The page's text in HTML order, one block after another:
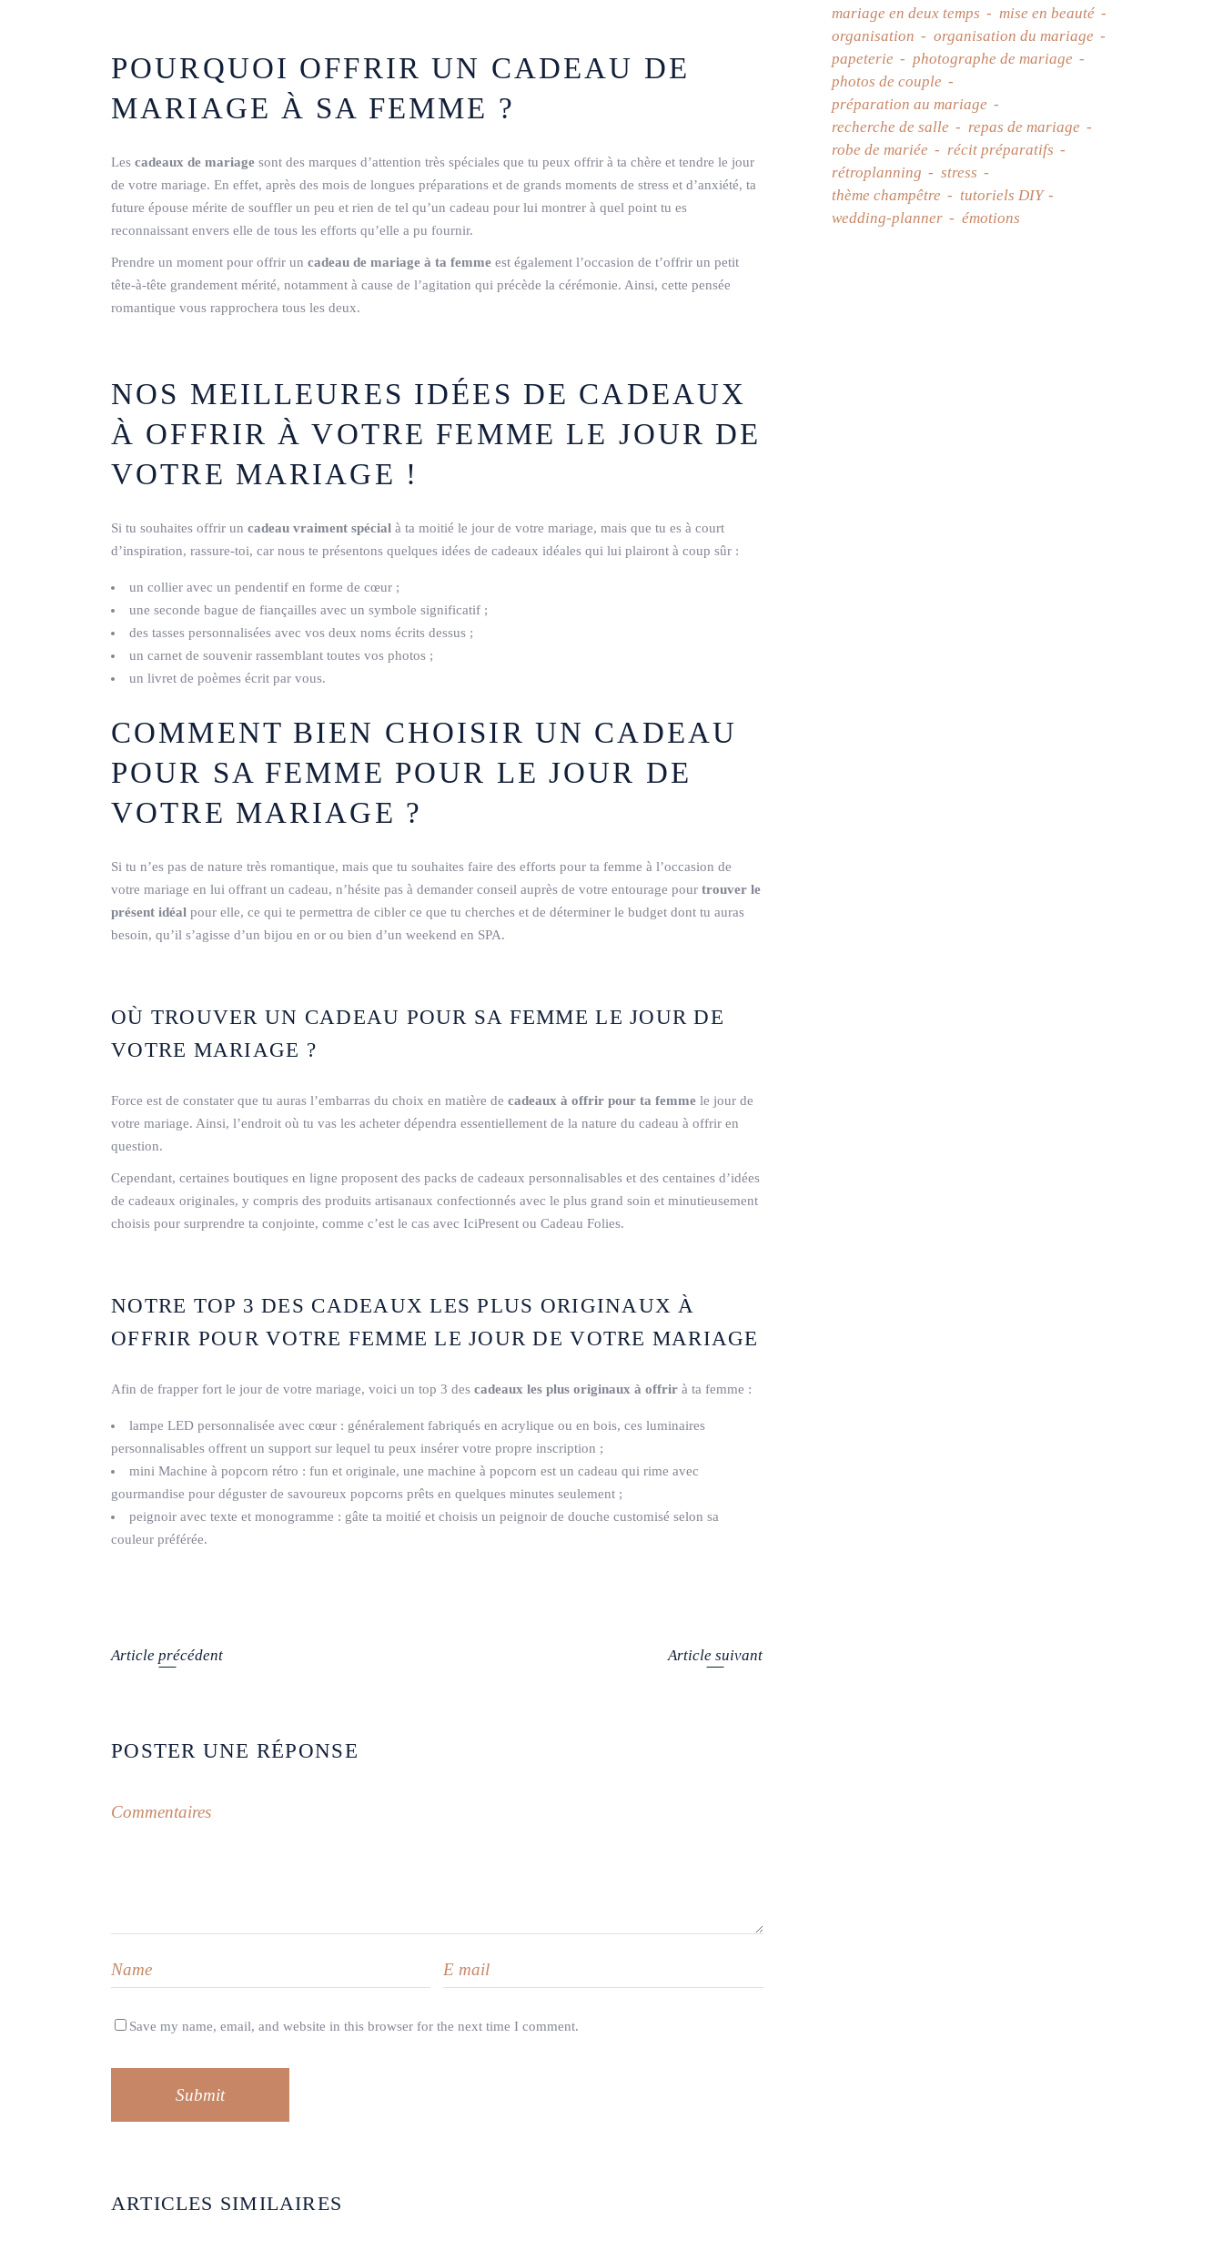
POURQUOI OFFRIR UN CADEAU DE
MARIAGE À SA FEMME ?
Les cadeaux de mariage sont des marques d’attention très spéciales que tu peux offrir à ta chère et tendre le jour
de votre mariage. En effet, après des mois de longues préparations et de grands moments de stress et d’anxiété, ta
future épouse mérite de souffler un peu et rien de tel qu’un cadeau pour lui montrer à quel point tu es
reconnaissant envers elle de tous les efforts qu’elle a pu fournir.
Prendre un moment pour offrir un cadeau de mariage à ta femme est également l’occasion de t’offrir un petit
tête-à-tête grandement mérité, notamment à cause de l’agitation qui précède la cérémonie. Ainsi, cette pensée
romantique vous rapprochera tous les deux.
NOS MEILLEURES IDÉES DE CADEAUX
À OFFRIR À VOTRE FEMME LE JOUR DE
VOTRE MARIAGE !
Si tu souhaites offrir un cadeau vraiment spécial à ta moitié le jour de votre mariage, mais que tu es à court
d’inspiration, rassure-toi, car nous te présentons quelques idées de cadeaux idéales qui lui plairont à coup sûr :
un collier avec un pendentif en forme de cœur ;
une seconde bague de fiançailles avec un symbole significatif ;
des tasses personnalisées avec vos deux noms écrits dessus ;
un carnet de souvenir rassemblant toutes vos photos ;
un livret de poèmes écrit par vous.
COMMENT BIEN CHOISIR UN CADEAU
POUR SA FEMME POUR LE JOUR DE
VOTRE MARIAGE ?
Si tu n’es pas de nature très romantique, mais que tu souhaites faire des efforts pour ta femme à l’occasion de
votre mariage en lui offrant un cadeau, n’hésite pas à demander conseil auprès de votre entourage pour trouver le
présent idéal pour elle, ce qui te permettra de cibler ce que tu cherches et de déterminer le budget dont tu auras
besoin, qu’il s’agisse d’un bijou en or ou bien d’un weekend en SPA.
OÙ TROUVER UN CADEAU POUR SA FEMME LE JOUR DE
VOTRE MARIAGE ?
Force est de constater que tu auras l’embarras du choix en matière de cadeaux à offrir pour ta femme le jour de
votre mariage. Ainsi, l’endroit où tu vas les acheter dépendra essentiellement de la nature du cadeau à offrir en
question.
Cependant, certaines boutiques en ligne proposent des packs de cadeaux personnalisables et des centaines d’idées
de cadeaux originales, y compris des produits artisanaux confectionnés avec le plus grand soin et minutieusement
choisis pour surprendre ta conjointe, comme c’est le cas avec IciPresent ou Cadeau Folies.
NOTRE TOP 3 DES CADEAUX LES PLUS ORIGINAUX À
OFFRIR POUR VOTRE FEMME LE JOUR DE VOTRE MARIAGE
Afin de frapper fort le jour de votre mariage, voici un top 3 des cadeaux les plus originaux à offrir à ta femme :
lampe LED personnalisée avec cœur : généralement fabriqués en acrylique ou en bois, ces luminaires
personnalisables offrent un support sur lequel tu peux insérer votre propre inscription ;
mini Machine à popcorn rétro : fun et originale, une machine à popcorn est un cadeau qui rime avec
gourmandise pour déguster de savoureux popcorns prêts en quelques minutes seulement ;
peignoir avec texte et monogramme : gâte ta moitié et choisis un peignoir de douche customisé selon sa
couleur préférée.
Article précédent Article suivant
POSTER UNE RÉPONSE
Save my name, email, and website in this browser for the next time I comment.
Submit
ARTICLES SIMILAIRES
mariage en deux temps
mise en beauté
organisation
organisation du mariage
papeterie
photographe de mariage
photos de couple
préparation au mariage
recherche de salle
repas de mariage
robe de mariée
récit préparatifs
rétroplanning
stress
thème champêtre
tutoriels DIY
wedding-planner
émotions